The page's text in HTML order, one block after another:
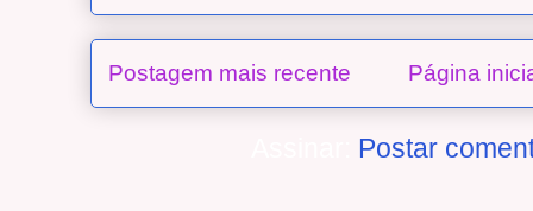
Postagem mais recente Página
Postar